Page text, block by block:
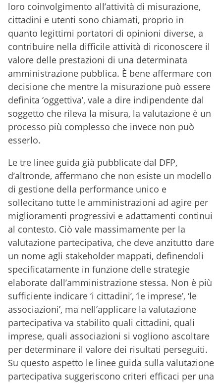
loro coinvolgimento all’attività di misurazione,
cittadini e utenti sono chiamati, proprio in
quanto legittimi portatori di opinioni diverse, a
contribuire nella difficile attività di riconoscere il
valore delle prestazioni di una determinata
amministrazione pubblica. È bene affermare con
decisione che mentre la misurazione può essere
definita ‘oggettiva’, vale a dire indipendente dal
soggetto che rileva la misura, la valutazione è un
processo più complesso che invece non può
esserlo.
Le tre linee guida già pubblicate dal DFP,
d’altronde, affermano che non esiste un modello
di gestione della performance unico e
sollecitano tutte le amministrazioni ad agire per
miglioramenti progressivi e adattamenti continui
al contesto. Ciò vale massimamente per la
valutazione partecipativa, che deve anzitutto dare
un nome agli stakeholder mappati, definendoli
specificatamente in funzione delle strategie
elaborate dall’amministrazione stessa. Non è più
sufficiente indicare ‘i cittadini’, ‘le imprese’, ‘le
associazioni’, ma nell’applicare la valutazione
partecipativa va stabilito quali cittadini, quali
imprese, quali associazioni si vogliono ascoltare
per determinare il valore dei risultati perseguiti.
Su questo aspetto le linee guida sulla valutazione
partecipativa suggeriscono criteri efficaci per una